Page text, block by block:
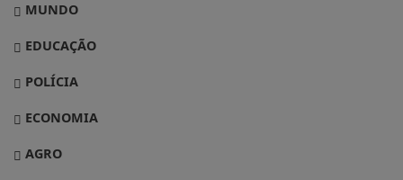
MUNDO
EDUCAÇÃO
POLÍCIA
ECONOMIA
AGRO